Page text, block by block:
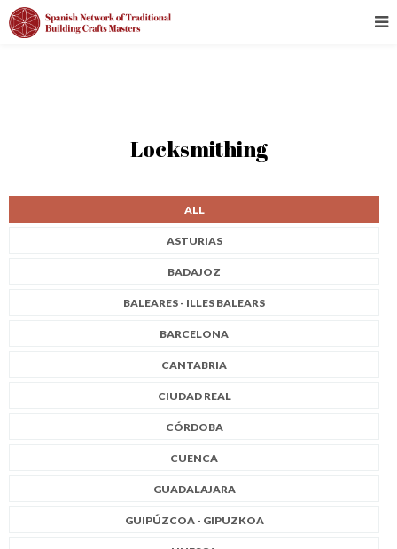
Locksmithing
ALL
ASTURIAS
BADAJOZ
BALEARES - ILLES BALEARS
BARCELONA
CANTABRIA
CIUDAD REAL
CÓRDOBA
CUENCA
GUADALAJARA
GUIPÚZCOA - GIPUZKOA